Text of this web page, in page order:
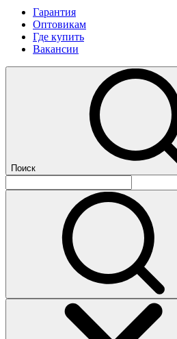
Гарантия
Оптовикам
Где купить
Вакансии
Поиск